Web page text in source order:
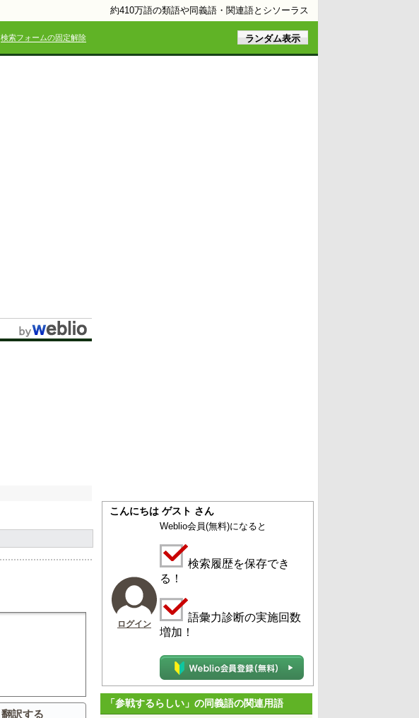
約410万語の類語や同義語・関連語とシソーラス
検索フォームの固定解除
こんにちは ゲスト さん
ログイン
Weblio会員(無料)になると
検索履歴を保存でき
る！
語彙力診断の実施回数
増加！
「参戦するらしい」の同義語の関連用語